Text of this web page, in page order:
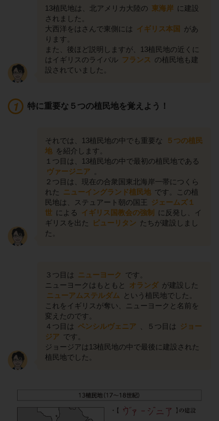
13植民地は、北アメリカ大陸の 東海岸 に建設
されました。
大西洋をはさんで東側には イギリス本国
があ
ります。
また、後ほど説明しますが、13植民地の近くに
はイギリスのライバル フランス の植民地も建
設されていました。
特に重要な５つの植民地を覚えよう！
それでは、13植民地の中でも重要な
５つの植民
地 を紹介します。
１つ目は、13植民地の中で最初の植民地である
ヴァージニア
。
２つ目は、現在の合衆国東北海岸一帯につくら
れた ニューイングランド植民地 です。この植
民地は、ステュアート朝の国王
ジェームズ１
世 による イギリス国教会の強制
に反発し、イ
ギリスを出た
ピューリタン たちが建設しまし
た。
３つ目は ニューヨーク です。
ニューヨークはもともと
オランダ が建設した
ニューアムステルダム
という植民地でした。
これをイギリスが奪い、ニューヨークと名前を
変えたのです。
４つ目は ペンシルヴェニア 、５つ目は
ジョー
ジア です。
ジョージアは13植民地の中で最後に建設された
植民地でした。